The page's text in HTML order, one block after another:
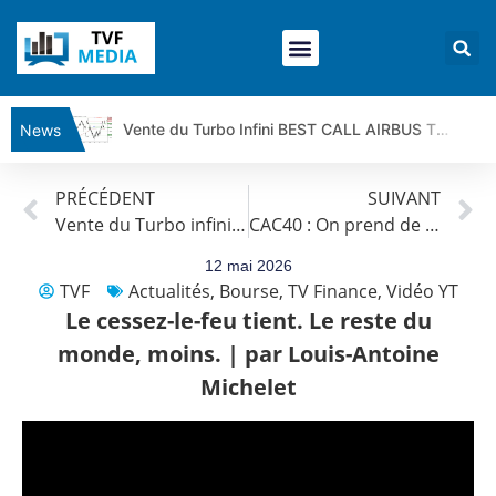
News
Vente du Turbo Infini BEST CALL AIRBUS TY80V à 3,45 € (+118 %)
Vente du Turbo infini BEST PUT COINBASE WO83V à 0,51 € (+46 %)
Gaza, Iran, Chine : la guerre mondiale vient de commencer | par Louis-Antoine Michelet
PRÉCÉDENT
Vente du Turbo infini CALL ORANGE CT70V à 3,46 € (+34 %)
SUIVANT
CAC40 : On prend de la hauteur | Antoine Quesada – Chrono CAC
12 mai 2026
TVF Actualités, Bourse, TV Finance, Vidéo YT
Le cessez-le-feu tient. Le reste du
monde, moins. | par Louis-Antoine
Michelet